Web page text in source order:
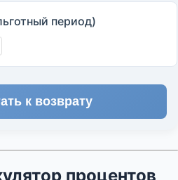
период)
к возврату
процентов